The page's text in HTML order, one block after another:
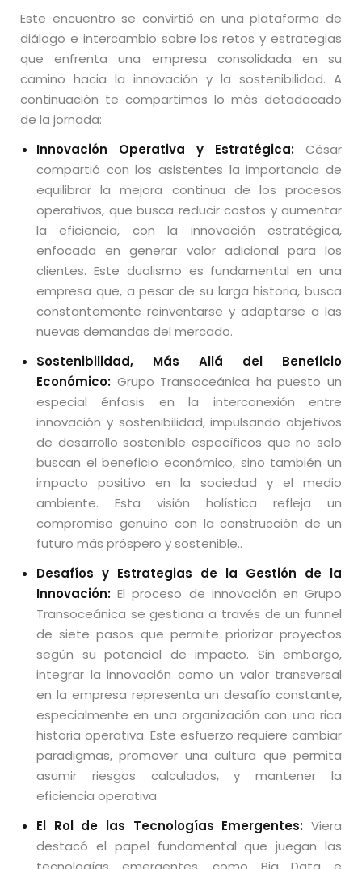
Este encuentro se convirtió en una plataforma de
diálogo e intercambio sobre los retos y estrategias
que enfrenta una empresa consolidada en su
camino hacia la innovación y la sostenibilidad. A
continuación te compartimos lo más detadacado
de la jornada:
Innovación Operativa y Estratégica: César
compartió con los asistentes la importancia de
equilibrar la mejora continua de los procesos
operativos, que busca reducir costos y aumentar
la eficiencia, con la innovación estratégica,
enfocada en generar valor adicional para los
clientes. Este dualismo es fundamental en una
empresa que, a pesar de su larga historia, busca
constantemente reinventarse y adaptarse a las
nuevas demandas del mercado.
Sostenibilidad, Más Allá del Beneficio
Económico: Grupo Transoceánica ha puesto un
especial énfasis en la interconexión entre
innovación y sostenibilidad, impulsando objetivos
de desarrollo sostenible específicos que no solo
buscan el beneficio económico, sino también un
impacto positivo en la sociedad y el medio
ambiente. Esta visión holística refleja un
compromiso genuino con la construcción de un
futuro más próspero y sostenible..
Desafíos y Estrategias de la Gestión de la
Innovación:El proceso de innovación en Grupo
Transoceánica se gestiona a través de un funnel
de siete pasos que permite priorizar proyectos
según su potencial de impacto. Sin embargo,
integrar la innovación como un valor transversal
en la empresa representa un desafío constante,
especialmente en una organización con una rica
historia operativa. Este esfuerzo requiere cambiar
paradigmas, promover una cultura que permita
asumir riesgos calculados, y mantener la
eficiencia operativa.
El Rol de las Tecnologías Emergentes: Viera
destacó el papel fundamental que juegan las